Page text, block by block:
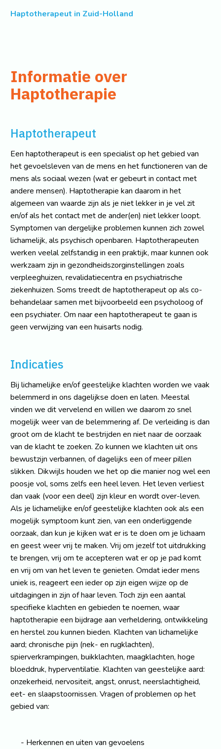
Haptotherapeut in Zuid-Holland
Informatie over
Haptotherapie
Haptotherapeut
Een haptotherapeut is een specialist op het gebied van
het gevoelsleven van de mens en het functioneren van de
mens als sociaal wezen (wat er gebeurt in contact met
andere mensen). Haptotherapie kan daarom in het
algemeen van waarde zijn als je niet lekker in je vel zit
en/of als het contact met de ander(en) niet lekker loopt.
Symptomen van dergelijke problemen kunnen zich zowel
lichamelijk, als psychisch openbaren. Haptotherapeuten
werken veelal zelfstandig in een praktijk, maar kunnen ook
werkzaam zijn in gezondheidszorginstellingen zoals
verpleeghuizen, revalidatiecentra en psychiatrische
ziekenhuizen. Soms treedt de haptotherapeut op als co-
behandelaar samen met bijvoorbeeld een psycholoog of
een psychiater. Om naar een haptotherapeut te gaan is
geen verwijzing van een huisarts nodig.
Indicaties
Bij lichamelijke en/of geestelijke klachten worden we vaak
belemmerd in ons dagelijkse doen en laten. Meestal
vinden we dit vervelend en willen we daarom zo snel
mogelijk weer van de belemmering af. De verleiding is dan
groot om de klacht te bestrijden en niet naar de oorzaak
van de klacht te zoeken. Zo kunnen we klachten uit ons
bewustzijn verbannen, of dagelijks een of meer pillen
slikken. Dikwijls houden we het op die manier nog wel een
poosje vol, soms zelfs een heel leven. Het leven verliest
dan vaak (voor een deel) zijn kleur en wordt over-leven.
Als je lichamelijke en/of geestelijke klachten ook als een
mogelijk symptoom kunt zien, van een onderliggende
oorzaak, dan kun je kijken wat er is te doen om je lichaam
en geest weer vrij te maken. Vrij om jezelf tot uitdrukking
te brengen, vrij om te accepteren wat er op je pad komt
en vrij om van het leven te genieten. Omdat ieder mens
uniek is, reageert een ieder op zijn eigen wijze op de
uitdagingen in zijn of haar leven. Toch zijn een aantal
specifieke klachten en gebieden te noemen, waar
haptotherapie een bijdrage aan verheldering, ontwikkeling
en herstel zou kunnen bieden. Klachten van lichamelijke
aard; chronische pijn (nek- en rugklachten),
spierverkrampingen, buikklachten, maagklachten, hoge
bloeddruk, hyperventilatie. Klachten van geestelijke aard:
onzekerheid, nervositeit, angst, onrust, neerslachtigheid,
eet- en slaapstoornissen. Vragen of problemen op het
gebied van:
Herkennen en uiten van gevoelens